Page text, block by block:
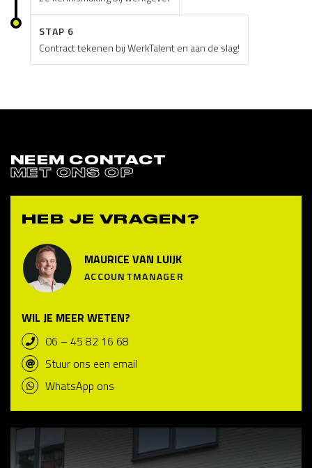
STAP 6
Contract tekenen bij WerkTalent en aan de slag!
NEEM CONTACT
MET ONS OP
HEB JE VRAGEN?
MAURICE VAN LUIJK
ACCOUNTMANAGER
WIL JE MEER WETEN?
06 – 45 82 16 68
Stuur ons een email
WhatsApp ons